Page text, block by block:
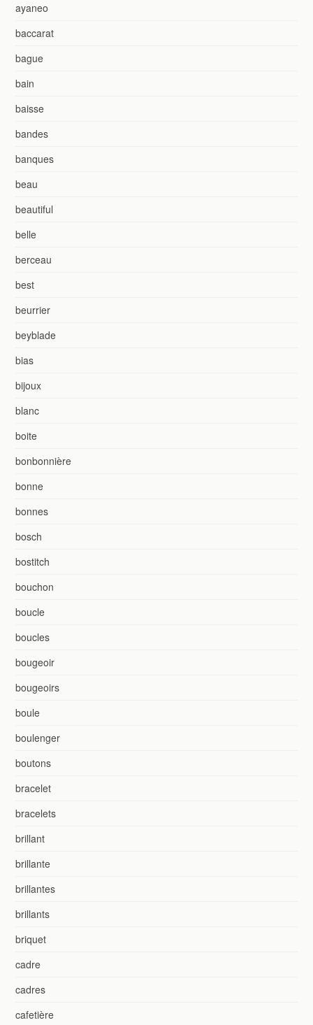
ayaneo
baccarat
bague
bain
baisse
bandes
banques
beau
beautiful
belle
berceau
best
beurrier
beyblade
bias
bijoux
blanc
boite
bonbonnière
bonne
bonnes
bosch
bostitch
bouchon
boucle
boucles
bougeoir
bougeoirs
boule
boulenger
boutons
bracelet
bracelets
brillant
brillante
brillantes
brillants
briquet
cadre
cadres
cafetière